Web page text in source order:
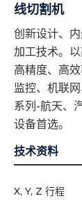
线切割机
创新设计、
加工技术。
高精度、高
监控、机联
系列-航天、
设备首选。
技术资料
X, Y, Z 行程